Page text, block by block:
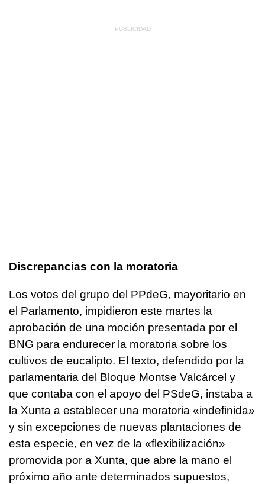
Discrepancias con la moratoria
Los votos del grupo del PPdeG, mayoritario en
el Parlamento, impidieron este martes la
aprobación de una moción presentada por el
BNG para endurecer la moratoria sobre los
cultivos de eucalipto. El texto, defendido por la
parlamentaria del Bloque Montse Valcárcel y
que contaba con el apoyo del PSdeG, instaba a
la Xunta a establecer una moratoria «indefinida»
y sin excepciones de nuevas plantaciones de
esta especie, en vez de la «flexibilización»
promovida por a Xunta, que abre la mano el
próximo año ante determinados supuestos,